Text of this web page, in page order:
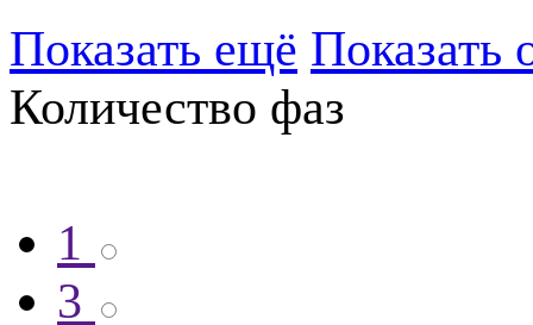
Показать ещё Показать
Количество фаз
1
3